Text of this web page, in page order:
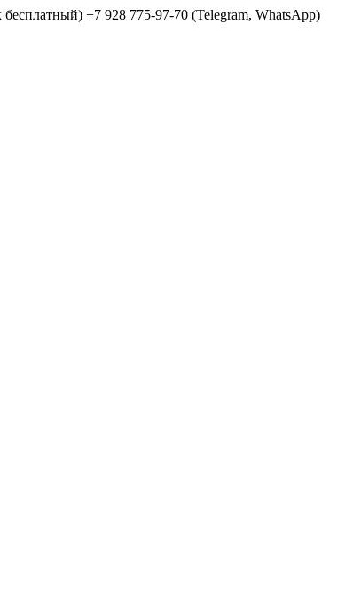
+7 928 775-97-70 (Telegram, WhatsApp)